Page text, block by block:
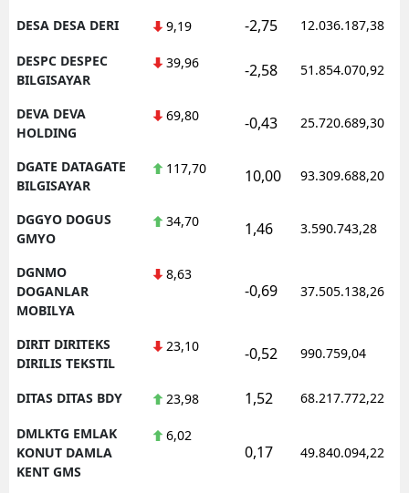
DESA DESA DERI 9,19 -2,75 12.036.187,38
DESPC DESPEC
BILGISAYAR
39,96 -2,58 51.854.070,92
DEVA DEVA
HOLDING
69,80 -0,43 25.720.689,30
DGATE DATAGATE
BILGISAYAR
117,70 10,00 93.309.688,20
DGGYO DOGUS
GMYO
34,70 1,46 3.590.743,28
DGNMO
DOGANLAR
MOBILYA
8,63
-0,69 37.505.138,26
DIRIT DIRITEKS
DIRILIS TEKSTIL
23,10 -0,52 990.759,04
DITAS DITAS BDY 23,98 1,52 68.217.772,22
DMLKTG EMLAK
KONUT DAMLA
KENT GMS
6,02
0,17 49.840.094,22